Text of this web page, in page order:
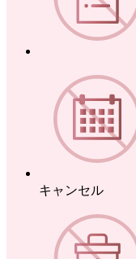
キャンセル